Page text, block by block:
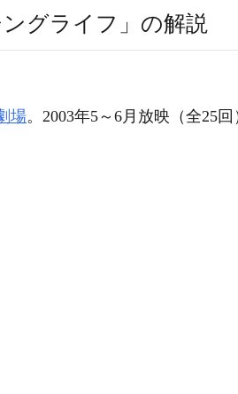
ングライフ」の解説
場。2003年5～6月放映（全25回